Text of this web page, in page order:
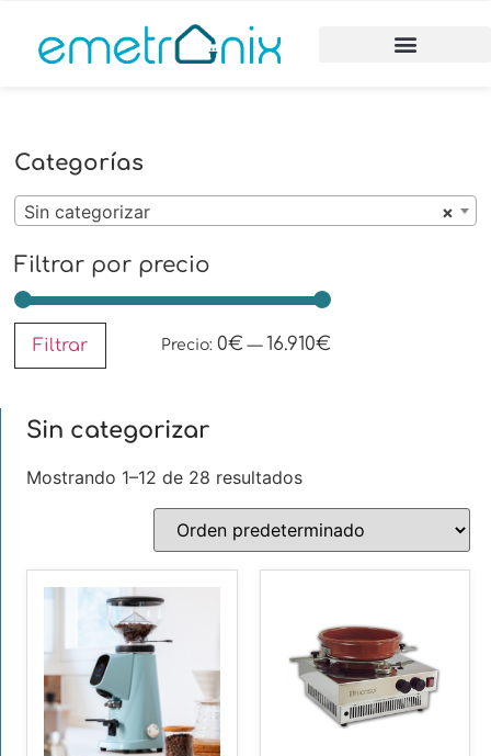
Categorías
×
Sin categorizar
Filtrar por precio
Filtrar Precio:0€ — 16.910€
Sin categorizar
Mostrando 1–12 de 28 resultados